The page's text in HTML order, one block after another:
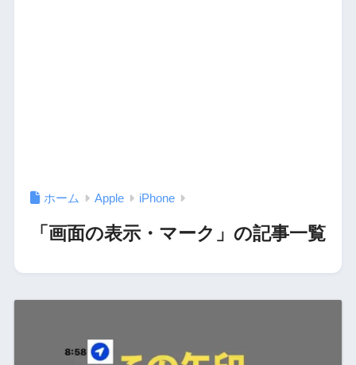
ホーム Apple iPhone
「画面の表示・マーク」の記事一覧